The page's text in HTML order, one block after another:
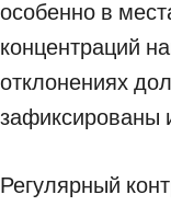
особенно в
концентраций
отклонениях
зафиксированы
Регулярный